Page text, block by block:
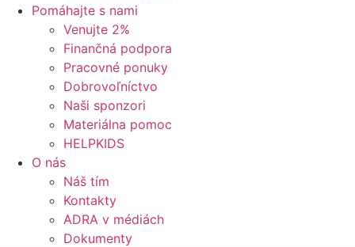
Pomáhajte s nami
Venujte 2%
Finančná podpora
Pracovné ponuky
Dobrovoľníctvo
Naši sponzori
Materiálna pomoc
HELPKIDS
O nás
Náš tím
Kontakty
ADRA v médiách
Dokumenty